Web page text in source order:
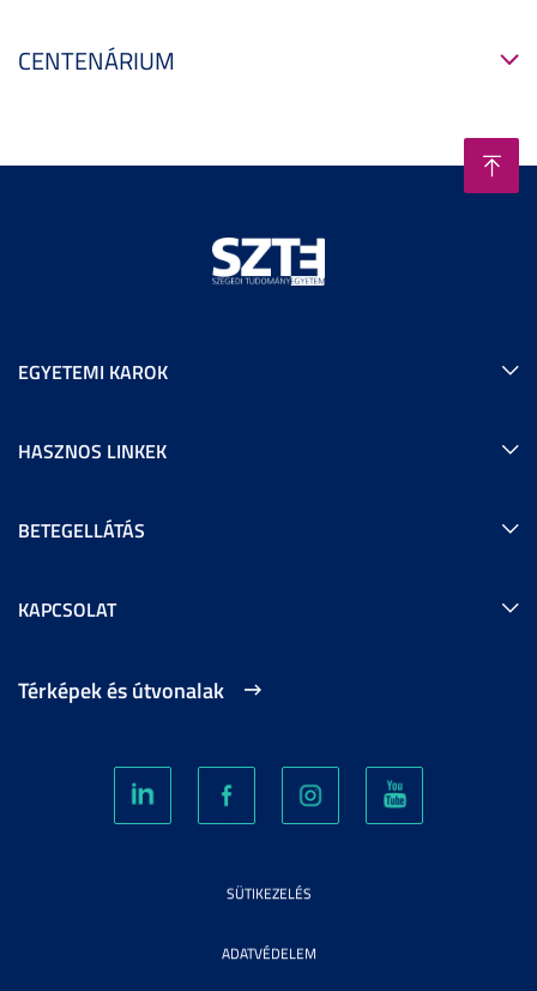
CENTENÁRIUM
EGYETEMI KAROK
HASZNOS LINKEK
BETEGELLÁTÁS
KAPCSOLAT
Térképek és útvonalak
SÜTIKEZELÉS
ADATVÉDELEM